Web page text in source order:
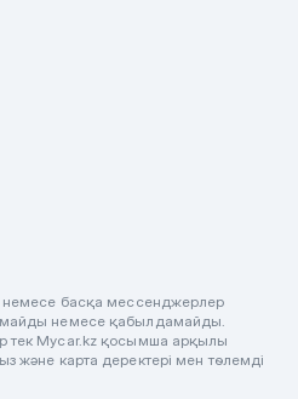
басқа мессенджерлер
немесе қабылдамайды.
тек Mycar.kz қосымша арқылы
карта деректері мен төлемді